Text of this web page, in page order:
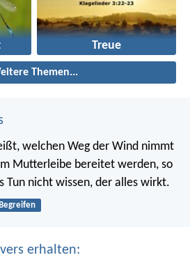
Treue
Themen...
welchen Weg der Wind nimmt
Mutterleibe bereitet werden, so
Tun nicht wissen, der alles wirkt.
Begreifen
erhalten: